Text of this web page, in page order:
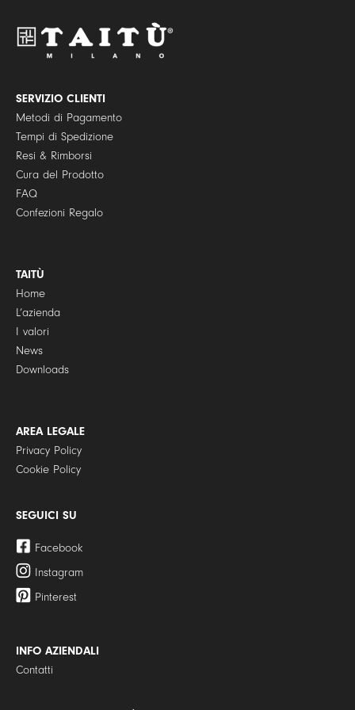
o
y
*
SERVIZIO CLIENTI
Metodi di Pagamento
Tempi di Spedizione
Resi & Rimborsi
Cura del Prodotto
FAQ
Confezioni Regalo
TAITÙ
Home
L’azienda
I valori
News
Downloads
AREA LEGALE
Privacy Policy
Cookie Policy
SEGUICI SU
Facebook
Instagram
Pinterest
INFO AZIENDALI
Contatti